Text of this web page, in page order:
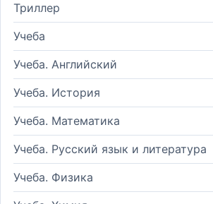
Триллер
Учеба
Учеба. Английский
Учеба. История
Учеба. Математика
Учеба. Русский язык и литература
Учеба. Физика